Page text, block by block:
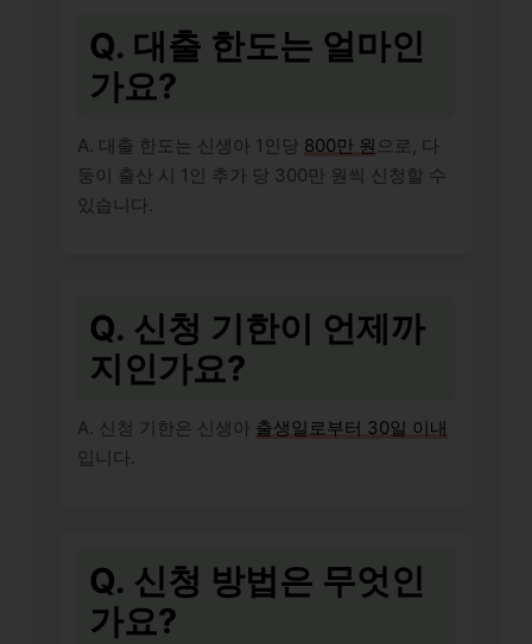
Q. 대출 한도는 얼마인
가요?
A. 대출 한도는 신생아 1인당 800만 원 으로, 다
둥이 출산 시 1인 추가 당 300만 원씩 신청할 수
있습니다.
Q. 신청 기한이 언제까
지인가요?
A. 신청 기한은 신생아 출생일로부터 30일 이내
입니다.
Q. 신청 방법은 무엇인
가요?